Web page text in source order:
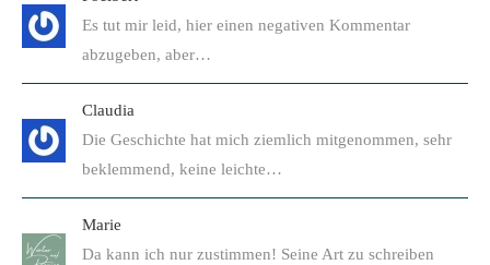
Es tut mir leid, hier einen negativen Kommentar
abzugeben, aber…
Claudia
Die Geschichte hat mich ziemlich mitgenommen, sehr
beklemmend, keine leichte…
Marie
Da kann ich nur zustimmen! Seine Art zu schreiben